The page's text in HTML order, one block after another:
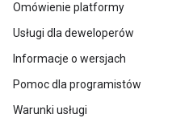
Omówienie platformy
Usługi dla deweloperów
Informacje o wersjach
Pomoc dla programistów
Warunki usługi